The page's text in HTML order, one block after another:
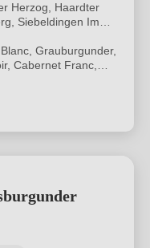
Herzog, Haardter
Siebeldingen Im
Ungsteiner
Grauburgunder,
Cabernet Franc,